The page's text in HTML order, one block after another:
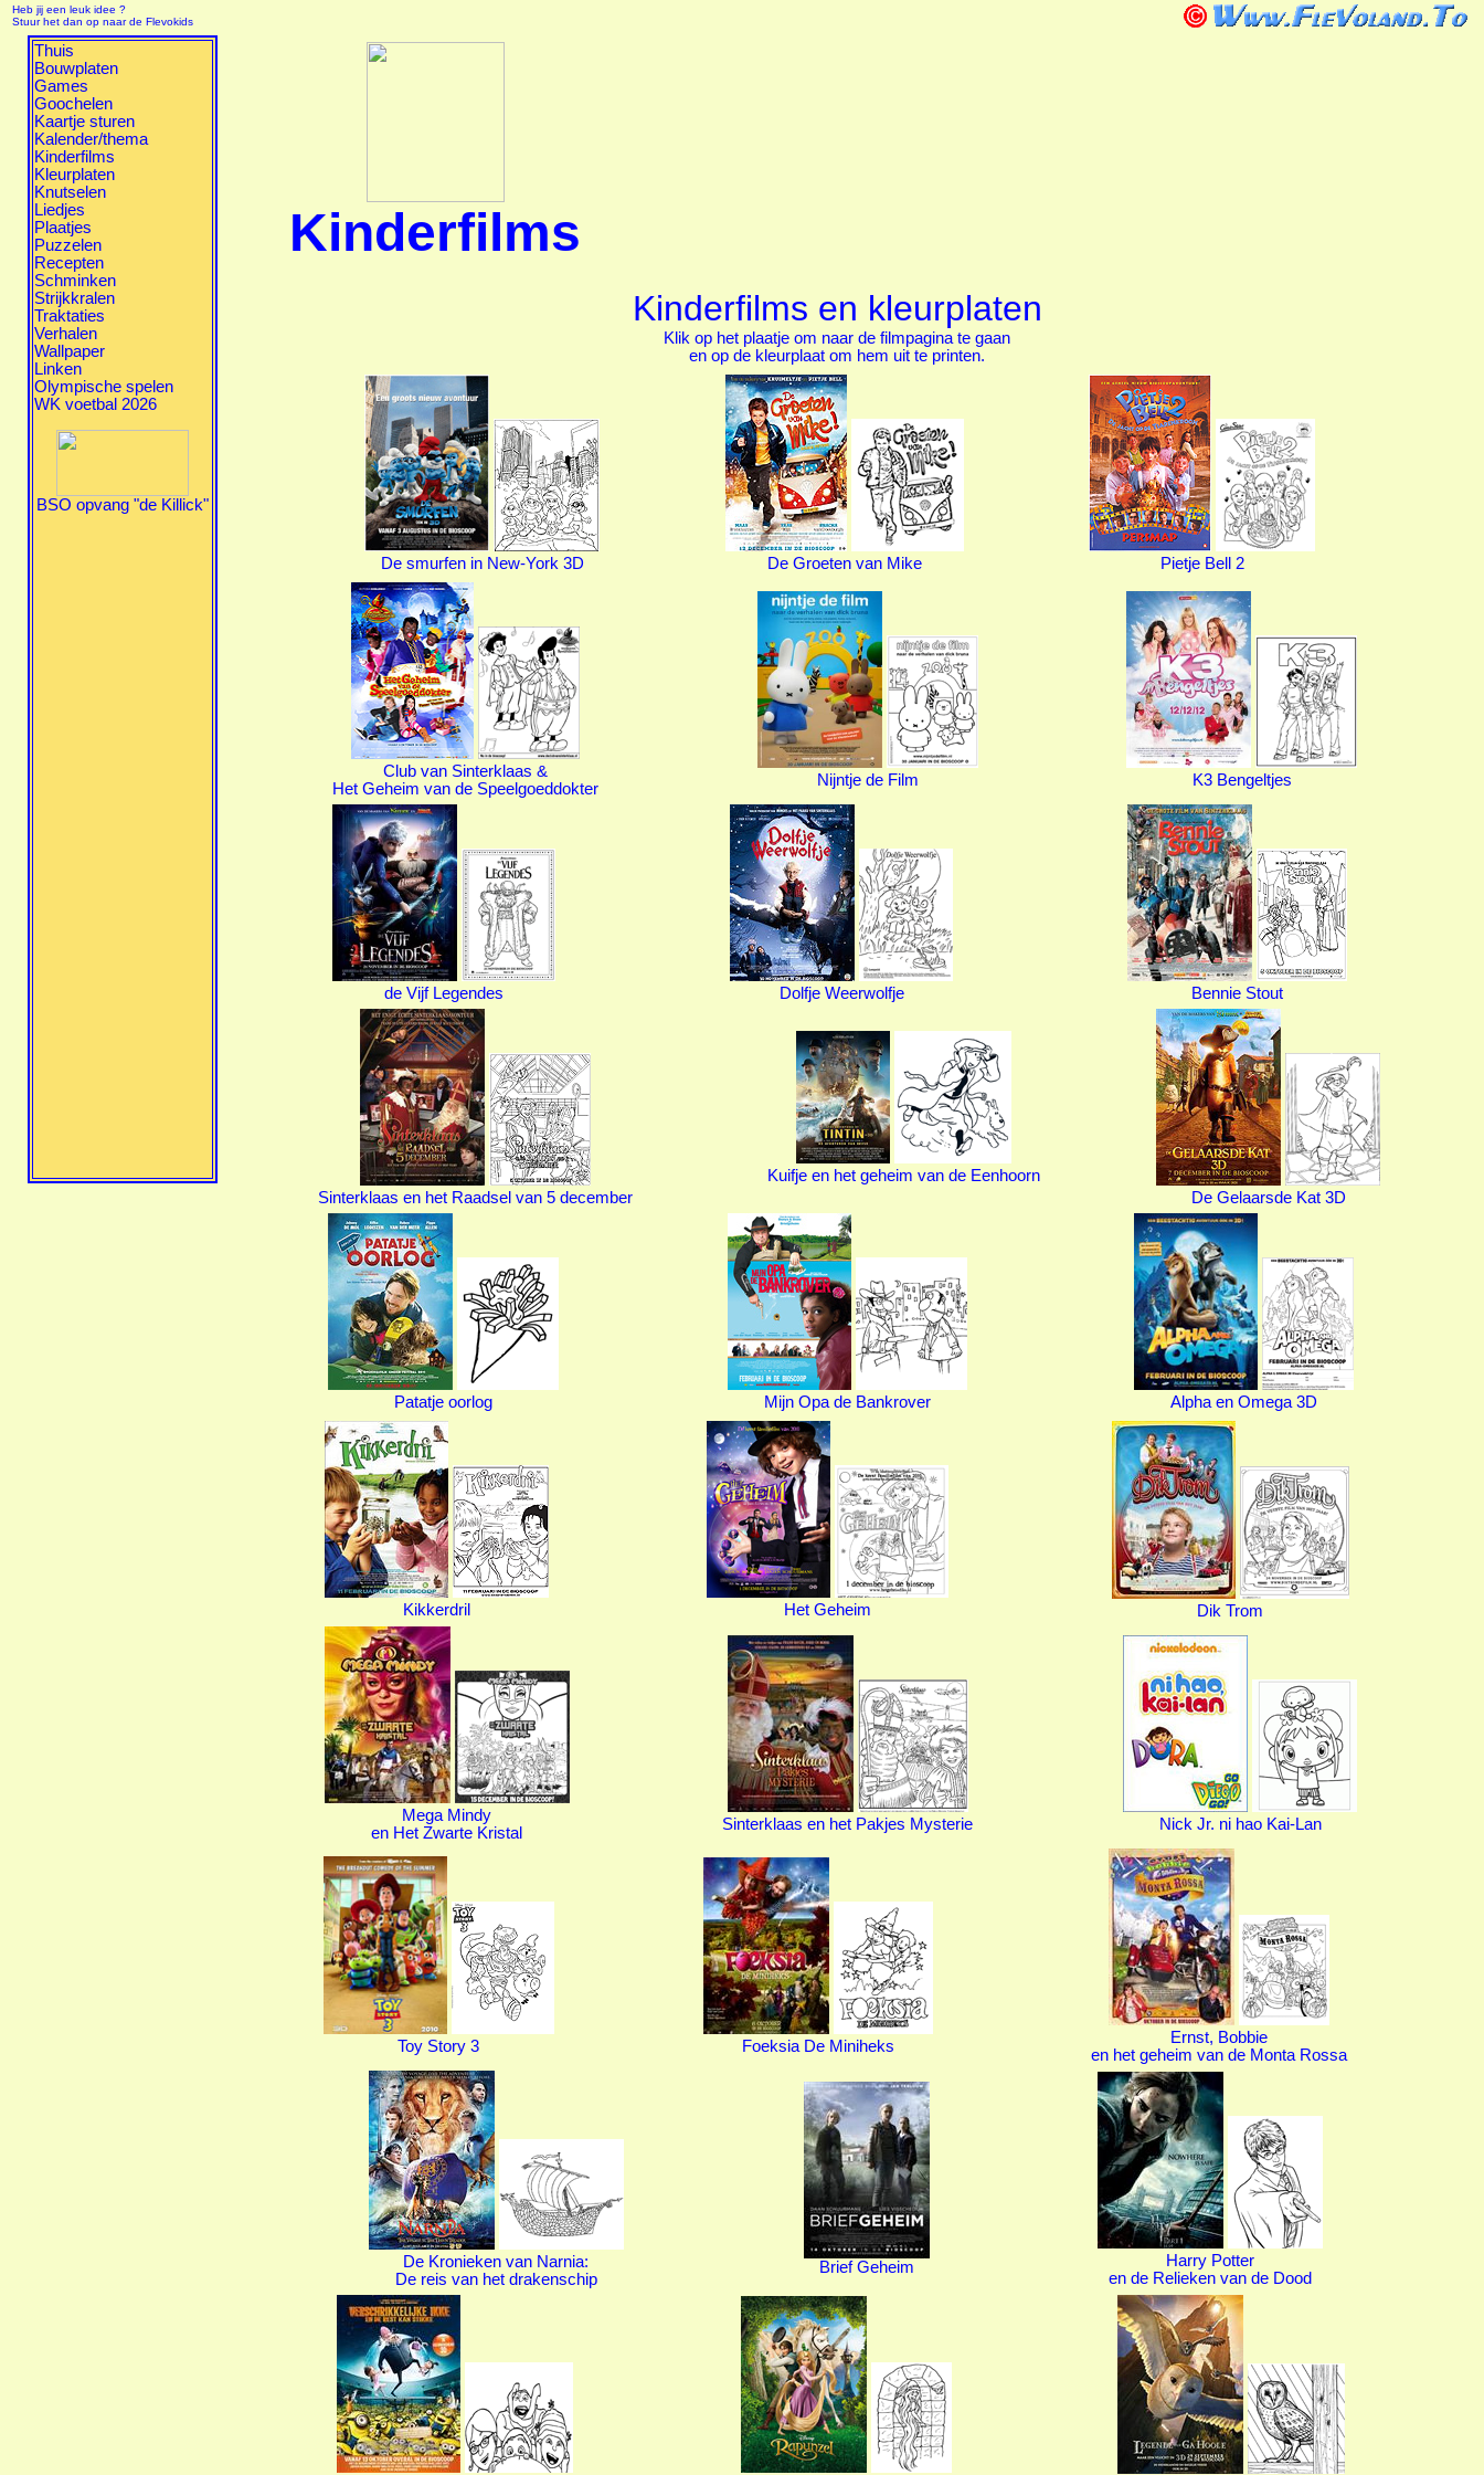
Heb jij een leuk idee ?
Stuur het dan op naar de Flevokids
Thuis
Bouwplaten
Games
Goochelen
Kaartje sturen
Kalender/thema
Kinderfilms
Kleurplaten
Knutselen
Liedjes
Plaatjes
Puzzelen
Recepten
Schminken
Strijkkralen
Traktaties
Verhalen
Wallpaper
Linken
Olympische spelen
WK voetbal 2026
BSO opvang "de Killick"
Kinderfilms
Kinderfilms en kleurplaten
Klik op het plaatje om naar de filmpagina te gaan
en op de kleurplaat om hem uit te printen.
De smurfen in New-York 3D De Groeten van Mike Pietje Bell 2
Club van Sinterklaas &
Het Geheim van de Speelgoeddokter
Nijntje de Film K3 Bengeltjes
de Vijf Legendes Dolfje Weerwolfje Bennie Stout
Sinterklaas en het Raadsel van 5 december
Kuifje en het geheim van de Eenhoorn
De Gelaarsde Kat 3D
Patatje oorlog Mijn Opa de Bankrover Alpha en Omega 3D
Kikkerdril Het Geheim Dik Trom
Mega Mindy
en Het Zwarte Kristal
Sinterklaas en het Pakjes Mysterie Nick Jr. ni hao Kai-Lan
Toy Story 3 Foeksia De Miniheks
Ernst, Bobbie
en het geheim van de Monta Rossa
De Kronieken van Narnia:
De reis van het drakenschip
Brief Geheim
Harry Potter
en de Relieken van de Dood